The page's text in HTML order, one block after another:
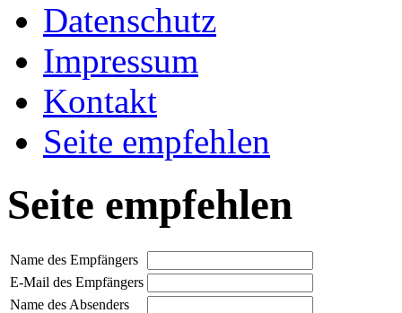
Datenschutz
Impressum
Kontakt
Seite empfehlen
Seite empfehlen
Name des Empfängers
E-Mail des Empfängers
Name des Absenders